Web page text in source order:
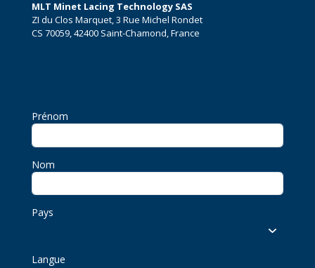
MLT Minet Lacing Technology SAS
ZI du Clos Marquet, 3 Rue Michel Rondet
CS 70059, 42400 Saint-Chamond, France
Prénom
Nom
Pays
Langue